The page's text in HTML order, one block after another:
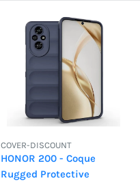
COVER-DISCOUNT
HONOR 200 - Coque
Rugged Protective